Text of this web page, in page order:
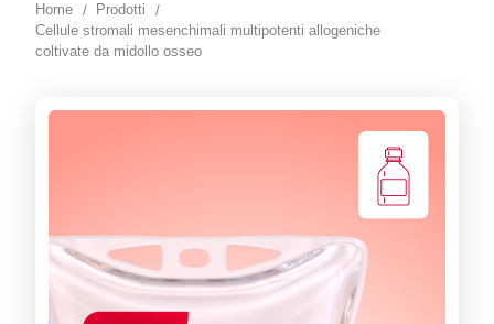
Home
Prodotti
Cellule stromali mesenchimali multipotenti allogeniche
coltivate da midollo osseo